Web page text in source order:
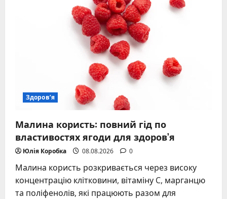
таємниці
Всесвіту
Здоров’я
Малина користь: повний гід по
властивостях ягоди для здоров’я
Юлія Коробка 08.08.2026 0
Малина користь розкривається через високу
концентрацію клітковини, вітаміну C, марганцю
та поліфенолів, які працюють разом для